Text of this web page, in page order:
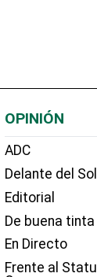
OPINIÓN
ADC
Delante del Sol
Editorial
De buena tinta
En Directo
Frente al Statu